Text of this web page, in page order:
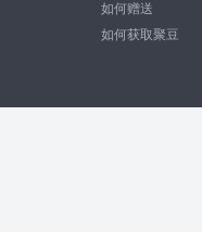
如何赠送
如何获取聚豆